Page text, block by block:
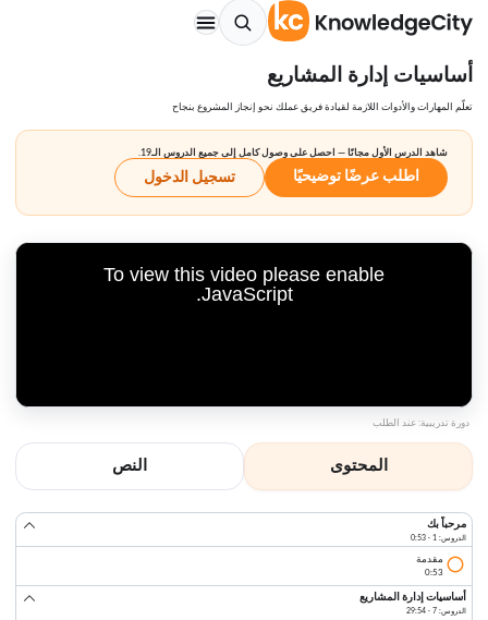
أساسيات إدارة المشاريع
تعلّم المهارات والأدوات اللازمة لقيادة فريق عملك نحو إنجاز المشروع بنجاح
شاهد الدرس الأول مجانًا — احصل على وصول كامل إلى جميع الدروس الـ19.
اطلب عرضًا توضيحيًا تسجيل الدخول
To view this video please enable
JavaScript.
دورة تدريبية: عند الطلب
المحتوى النص
مرحباً بك
الدروس: 1 · 0:53
مقدمة
0:53
أساسيات إدارة المشاريع
الدروس: 7 · 29:54